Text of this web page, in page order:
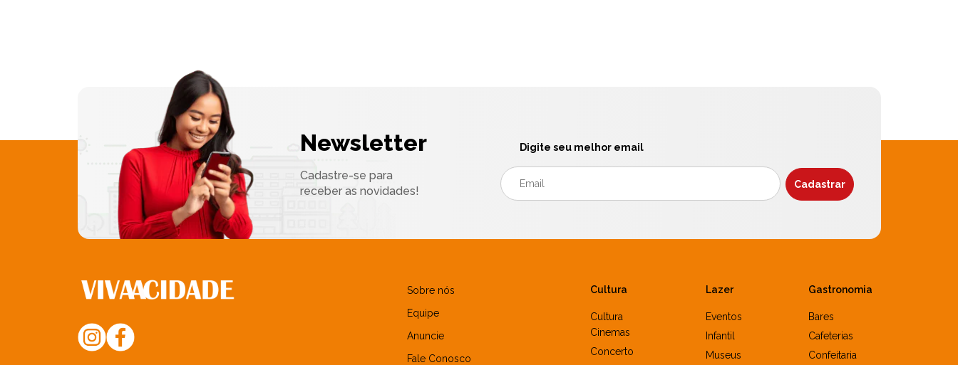
Newsletter
Cadastre-se para
receber as novidades!
Digite seu melhor email
Sobre nós
Equipe
Anuncie
Fale Conosco
Cultura
Cultura
Cinemas
Concerto
Lazer
Eventos
Infantil
Museus
Gastronomia
Bares
Cafeterias
Confeitaria